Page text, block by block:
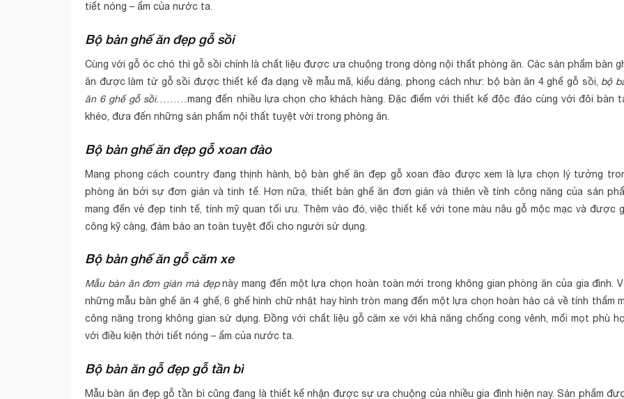
tiết nóng – ẩm của nước ta.
Bộ bàn ghế ăn đẹp gỗ sồi
Cùng với gỗ óc chó thì gỗ sồi chính là chất liệu được ưa chuộng trong dòng nội thất phòng ăn. Các sản phẩm bàn
ăn được làm từ gỗ sồi được thiết kế đa dạng về mẫu mã, kiểu dáng, phong cách như: bộ bàn ăn 4 ghế gỗ sồi, bộ
ăn 6 ghế gỗ sồi………mang đến nhiều lựa chọn cho khách hàng. Đặc điểm với thiết kế độc đáo cùng với đôi bàn
khéo, đưa đến những sản phẩm nội thất tuyệt vời trong phòng ăn.
Bộ bàn ghế ăn đẹp gỗ xoan đào
Mang phong cách country đang thịnh hành, bộ bàn ghế ăn đẹp gỗ xoan đào được xem là lựa chọn lý tưởng
phòng ăn bởi sự đơn giản và tinh tế. Hơn nữa, thiết bàn ghế ăn đơn giản và thiên về tính công năng của sản
mang đến vẻ đẹp tinh tế, tính mỹ quan tối ưu. Thêm vào đó, việc thiết kế với tone màu nâu gỗ mộc mạc và được
công kỹ càng, đảm bảo an toàn tuyệt đối cho người sử dụng.
Bộ bàn ghế ăn gỗ căm xe
Mẫu bàn ăn đơn giản mà đẹpnày mang đến một lựa chọn hoàn toàn mới trong không gian phòng ăn của gia đình.
những mẫu bàn ghế ăn 4 ghế, 6 ghế hình chữ nhật hay hình tròn mang đến một lựa chọn hoàn hảo cả về tính thẩm
công năng trong không gian sử dụng. Đồng với chất liệu gỗ căm xe với khả năng chống cong vênh, mối mọt phù
với điều kiện thời tiết nóng – ẩm của nước ta.
Bộ bàn ăn gỗ đẹp gỗ tần bì
Mẫu bàn ăn đẹp gỗ tần bì cũng đang là thiết kế nhận được sự ưa chuộng của nhiều gia đình hiện nay. Sản phẩm